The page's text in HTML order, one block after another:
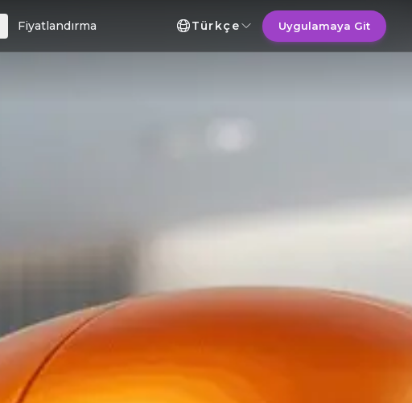
Fiyatlandırma Dil Seçimi
Türkçe Uygulamaya Git